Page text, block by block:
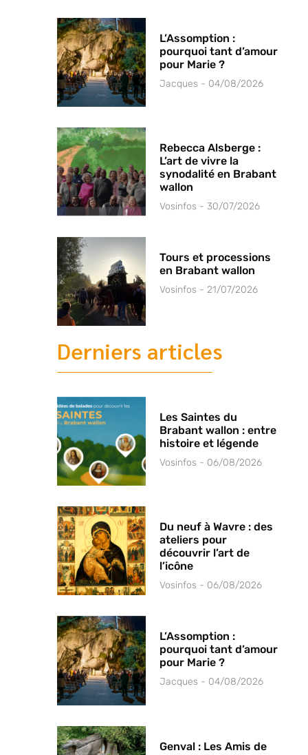
L’Assomption :
pourquoi tant d’amour
pour Marie ?
Jacques 04/08/2026
Rebecca Alsberge :
L’art de vivre la
synodalité en Brabant
wallon
Vosinfos 30/07/2026
Tours et processions
en Brabant wallon
Vosinfos 21/07/2026
Derniers articles
Les Saintes du
Brabant wallon : entre
histoire et légende
Vosinfos 06/08/2026
Du neuf à Wavre : des
ateliers pour
découvrir l’art de
l’icône
Vosinfos 06/08/2026
L’Assomption :
pourquoi tant d’amour
pour Marie ?
Jacques 04/08/2026
Genval : Les Amis de